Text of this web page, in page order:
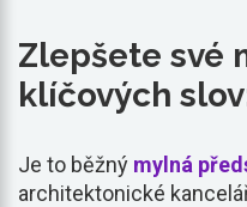
Zlepšete své
klíčových
Je to běžný mylná
architektonické